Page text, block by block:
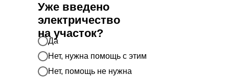
Уже введено
электричество
на участок?
Да
Нет, нужна помощь с этим
Нет, помощь не нужна